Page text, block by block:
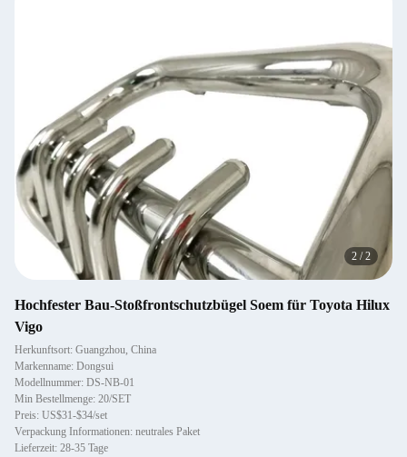
2 /2
Hochfester Bau-Stoßfrontschutzbügel Soem für Toyota Hilux
Vigo
Herkunftsort: Guangzhou, China
Markenname: Dongsui
Modellnummer: DS-NB-01
Min Bestellmenge: 20/SET
Preis: US$31-$34/set
Verpackung Informationen: neutrales Paket
Lieferzeit: 28-35 Tage